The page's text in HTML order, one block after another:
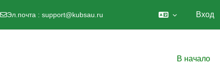
Эл.почта : support@kubsau.ru Вход
В начало